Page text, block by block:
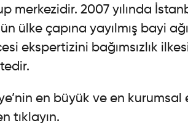
2007 yılında
ülke çapına yayılmış bayi
ekspertizini bağımsızlık
en büyük ve en kurumsal
tıklayın.